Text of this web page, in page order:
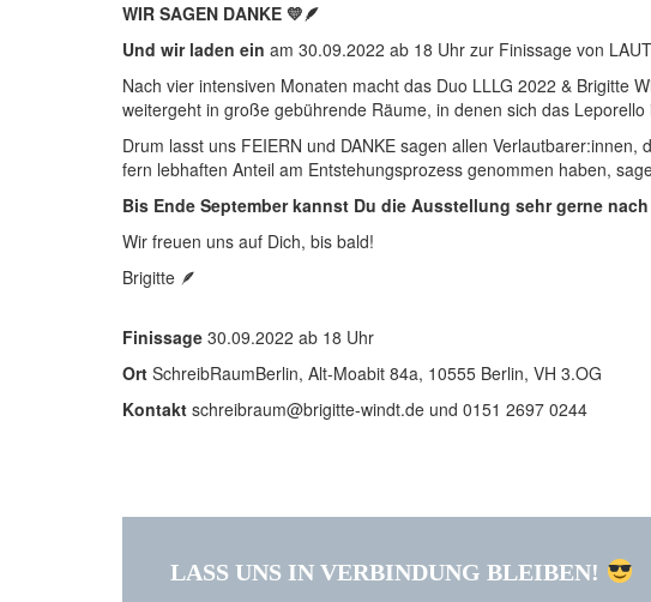
WIR SAGEN DANKE 💛🪶
Und wir laden ein am 30.09.2022 ab 18 Uhr zur Finissage von
Nach vier intensiven Monaten macht das Duo LLLG 2022 & Brigitte
weitergeht in große gebührende Räume, in denen sich das
Drum lasst uns FEIERN und DANKE sagen allen
fern lebhaften Anteil am Entstehungsprozess genommen haben,
Bis Ende September kannst Du die Ausstellung sehr gerne
Wir freuen uns auf Dich, bis bald!
Brigitte 🪶
Finissage 30.09.2022 ab 18 Uhr
Ort SchreibRaumBerlin, Alt-Moabit 84a, 10555 Berlin, VH 3.OG
Kontakt schreibraum@brigitte-windt.de und 0151 2697 0244
LASS UNS IN VERBINDUNG BLEIBEN!